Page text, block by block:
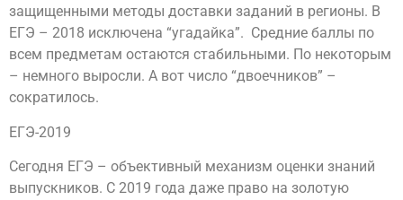
защищенными методы доставки заданий в регионы. В
ЕГЭ – 2018 исключена “угадайка”. Средние баллы по
всем предметам остаются стабильными. По некоторым
– немного выросли. А вот число “двоечников” –
сократилось.
ЕГЭ-2019
Сегодня ЕГЭ – объективный механизм оценки знаний
выпускников. С 2019 года даже право на золотую